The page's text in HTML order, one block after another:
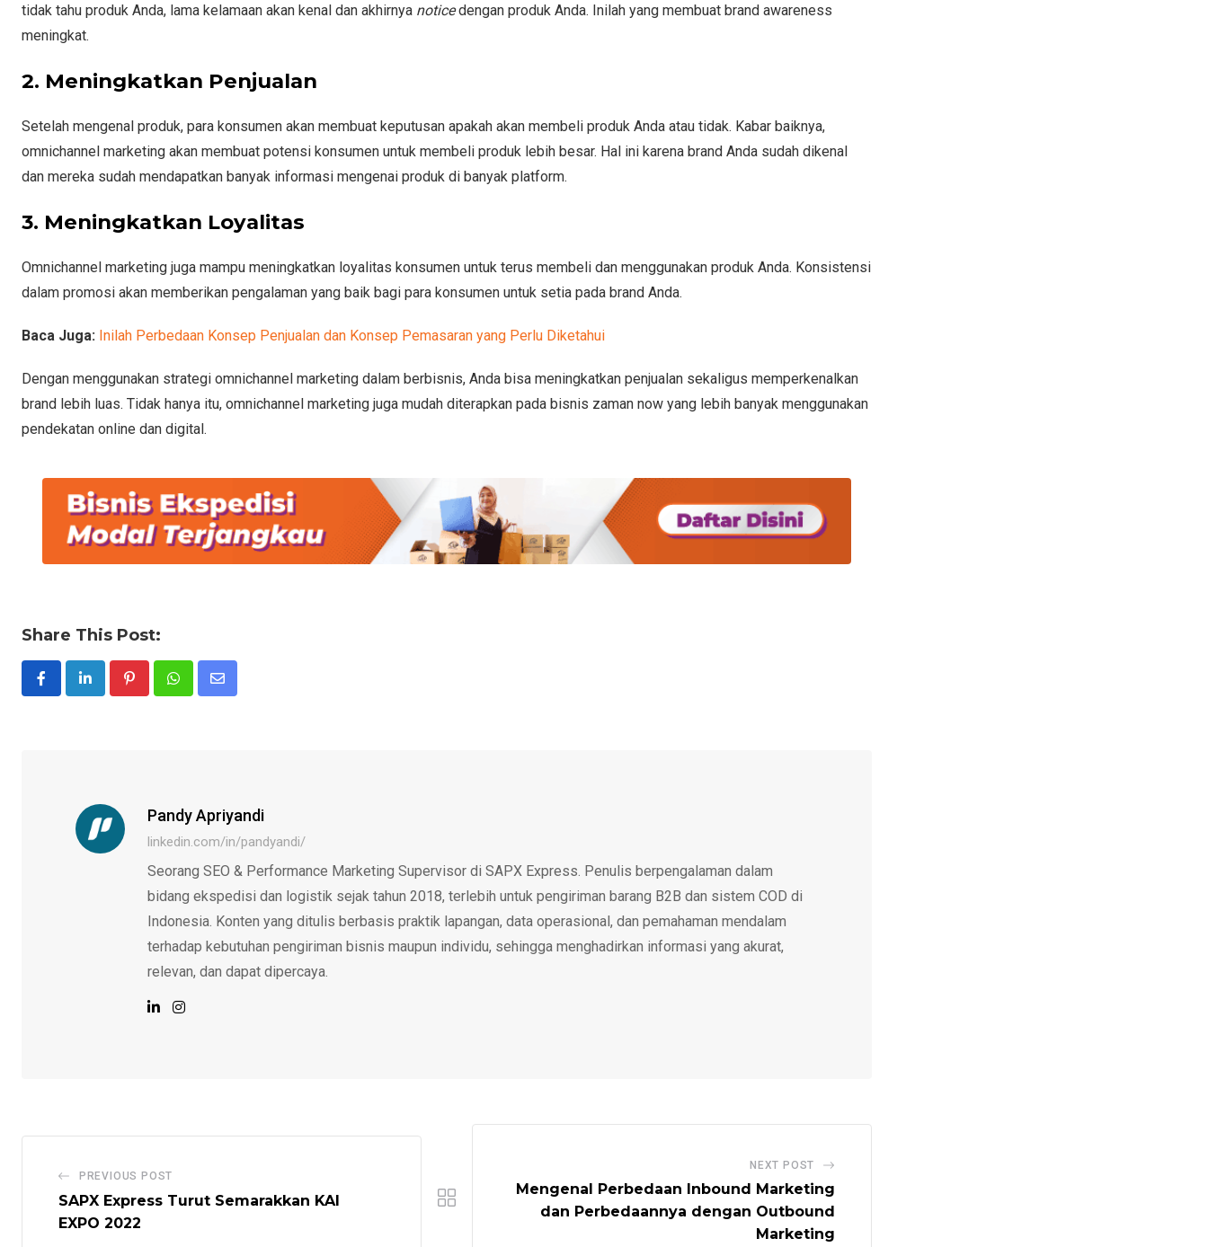
tidak tahu produk Anda, lama kelamaan akan kenal dan akhirnya noticedengan produk Anda. Inilah yang membuat brand awareness
meningkat.
2. Meningkatkan Penjualan
Setelah mengenal produk, para konsumen akan membuat keputusan apakah akan membeli produk Anda atau tidak. Kabar baiknya,
omnichannel marketing akan membuat potensi konsumen untuk membeli produk lebih besar. Hal ini karena brand Anda sudah dikenal
dan mereka sudah mendapatkan banyak informasi mengenai produk di banyak platform.
3. Meningkatkan Loyalitas
Omnichannel marketing juga mampu meningkatkan loyalitas konsumen untuk terus membeli dan menggunakan produk Anda. Konsistensi
dalam promosi akan memberikan pengalaman yang baik bagi para konsumen untuk setia pada brand Anda.
Baca Juga: Inilah Perbedaan Konsep Penjualan dan Konsep Pemasaran yang Perlu Diketahui
Dengan menggunakan strategi omnichannel marketing dalam berbisnis, Anda bisa meningkatkan penjualan sekaligus memperkenalkan
brand lebih luas. Tidak hanya itu, omnichannel marketing juga mudah diterapkan pada bisnis zaman now yang lebih banyak menggunakan
pendekatan online dan digital.
Share This Post:
PinterestWhatsappShare
Pandy Apriyandi
linkedin.com/in/pandyandi/
Seorang SEO & Performance Marketing Supervisor di SAPX Express. Penulis berpengalaman dalam
bidang ekspedisi dan logistik sejak tahun 2018, terlebih untuk pengiriman barang B2B dan sistem COD di
Indonesia. Konten yang ditulis berbasis praktik lapangan, data operasional, dan pemahaman mendalam
terhadap kebutuhan pengiriman bisnis maupun individu, sehingga menghadirkan informasi yang akurat,
relevan, dan dapat dipercaya.
PREVIOUS POST
SAPX Express Turut Semarakkan KAI
EXPO 2022
NEXT POST
Mengenal Perbedaan Inbound Marketing
dan Perbedaannya dengan Outbound
Marketing